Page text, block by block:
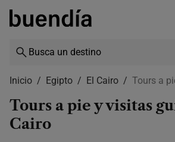
Skip
content
Inicio Egipto El Cairo Tours a
Tours a pie y visitas
Cairo